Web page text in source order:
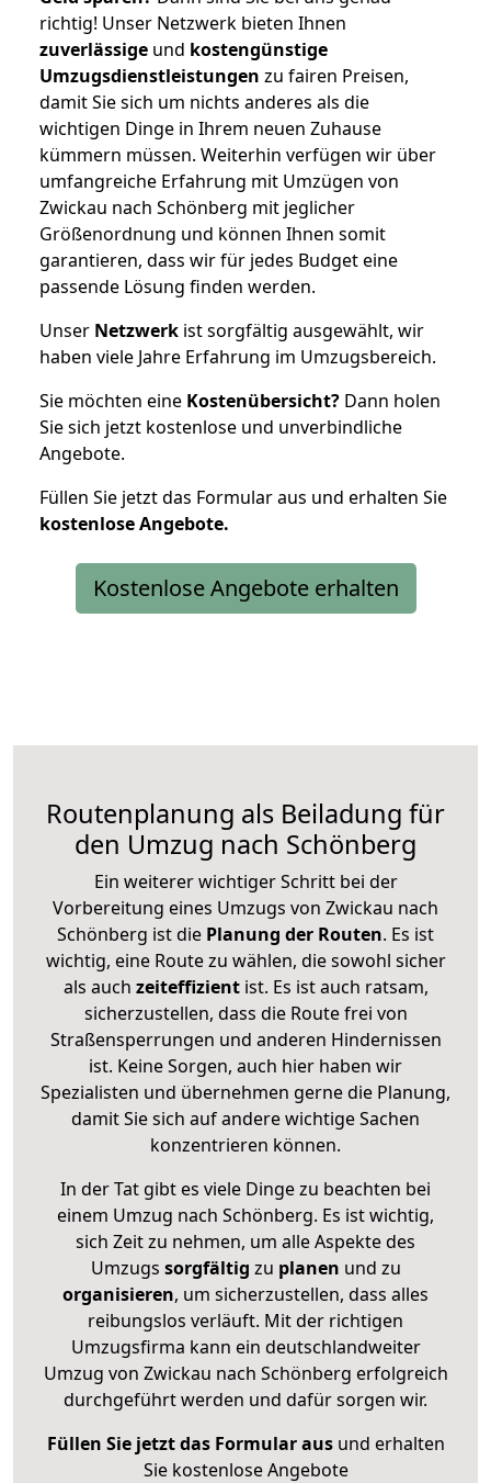
richtig! Unser Netzwerk bieten Ihnen
zuverlässige und kostengünstige
Umzugsdienstleistungen zu fairen Preisen,
damit Sie sich um nichts anderes als die
wichtigen Dinge in Ihrem neuen Zuhause
kümmern müssen. Weiterhin verfügen wir über
umfangreiche Erfahrung mit Umzügen von
Zwickau nach Schönberg mit jeglicher
Größenordnung und können Ihnen somit
garantieren, dass wir für jedes Budget eine
passende Lösung finden werden.
Unser Netzwerk ist sorgfältig ausgewählt, wir
haben viele Jahre Erfahrung im Umzugsbereich.
Sie möchten eine Kostenübersicht? Dann holen
Sie sich jetzt kostenlose und unverbindliche
Angebote.
Füllen Sie jetzt das Formular aus und erhalten Sie
kostenloseAngebote.
Kostenlose Angebote erhalten
Routenplanung als Beiladung für
den Umzug nach Schönberg
Ein weiterer wichtiger Schritt bei der
Vorbereitung eines Umzugs von Zwickau nach
Schönberg ist die Planung der Routen. Es ist
wichtig, eine Route zu wählen, die sowohl sicher
als auch zeiteffizientist. Es ist auch ratsam,
sicherzustellen, dass die Route frei von
Straßensperrungen und anderen Hindernissen
ist. Keine Sorgen, auch hier haben wir
Spezialisten und übernehmen gerne die Planung,
damit Sie sich auf andere wichtige Sachen
konzentrieren können.
In der Tat gibt es viele Dinge zu beachten bei
einem Umzug nach Schönberg. Es ist wichtig,
sich Zeit zu nehmen, um alle Aspekte des
Umzugs sorgfältig zu planen und zu
organisieren, um sicherzustellen, dass alles
reibungslos verläuft. Mit der richtigen
Umzugsfirma kann ein deutschlandweiter
Umzug von Zwickau nach Schönberg erfolgreich
durchgeführt werden und dafür sorgen wir.
Füllen Sie jetzt das Formular ausund erhalten
Sie kostenlose Angebote